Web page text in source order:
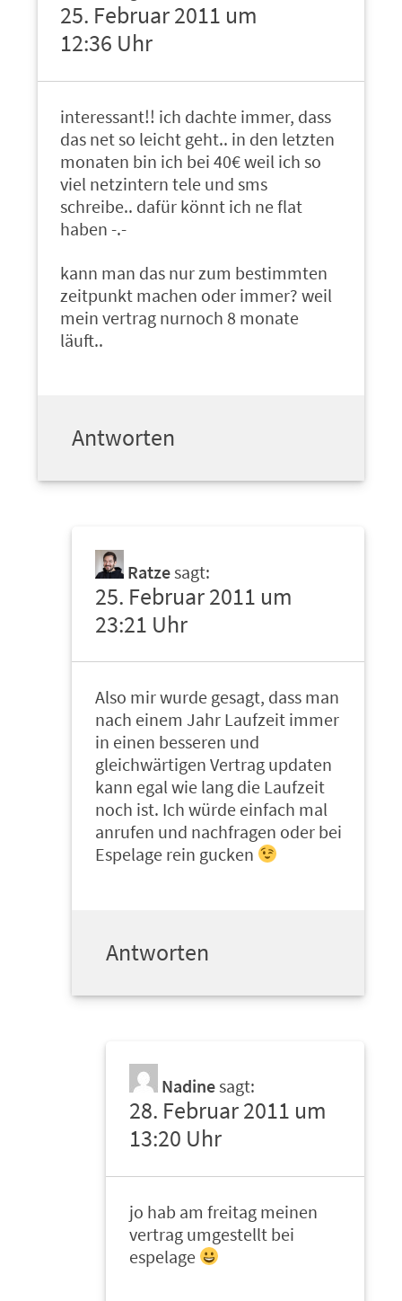
25. Februar 2011 um
12:36 Uhr
interessant!! ich dachte immer, dass
das net so leicht geht.. in den letzten
monaten bin ich bei 40€ weil ich so
viel netzintern tele und sms
schreibe.. dafür könnt ich ne flat
haben -.-
kann man das nur zum bestimmten
zeitpunkt machen oder immer? weil
mein vertrag nurnoch 8 monate
läuft..
Antworten
Ratzesagt:
25. Februar 2011 um
23:21 Uhr
Also mir wurde gesagt, dass man
nach einem Jahr Laufzeit immer
in einen besseren und
gleichwärtigen Vertrag updaten
kann egal wie lang die Laufzeit
noch ist. Ich würde einfach mal
anrufen und nachfragen oder bei
Espelage rein gucken
Antworten
Nadinesagt:
28. Februar 2011 um
13:20 Uhr
jo hab am freitag meinen
vertrag umgestellt bei
espelage